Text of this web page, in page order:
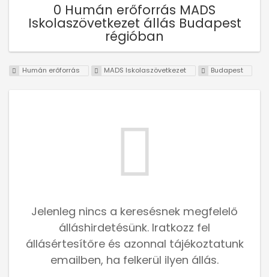
0 Humán erőforrás MADS
Iskolaszövetkezet állás Budapest
régióban
Humán erőforrás MADS Iskolaszövetkezet Budapest
Jelenleg nincs a keresésnek megfelelő
álláshirdetésünk. Iratkozz fel
állásértesítőre és azonnal tájékoztatunk
emailben, ha felkerül ilyen állás.